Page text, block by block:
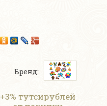
Бренд:
+3% тутсирублей